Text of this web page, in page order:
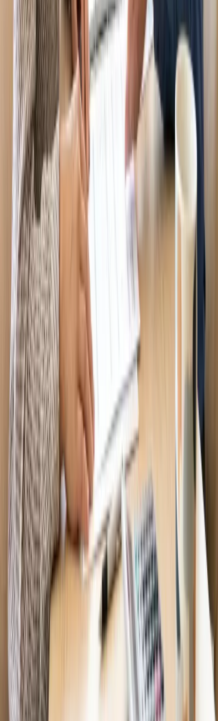
Gửi
Bạn cần đăng nhập để gửi bình luận — bấm Gửi sẽ hiện cửa sổ
đăng nhập.
Chưa có bình luận nào — hãy là người đầu tiên chia sẻ ý kiến.
Bước tiếp theo của bạn
💱
Xem tỷ giá hôm nay
Tính chi phí sinh hoạt
Có câu hỏi hoặc muốn chia sẻ kinh nghiệm?
Thảo luận cùng cộng đồng người Việt
học hỏi từ người đi trước.
Tham gia cộng đồng →
Bài liên quan
Việc làm & An sinh - Centrelink
Centrelink 2026: Người Việt ở Úc có thể nhận